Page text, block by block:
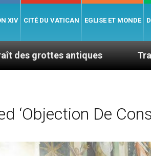
XIV CITÉ DU VATICAN EGLISE ET MONDE
Transfigurés pour
‘objection De